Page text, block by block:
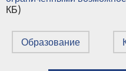
КБ)
Образование